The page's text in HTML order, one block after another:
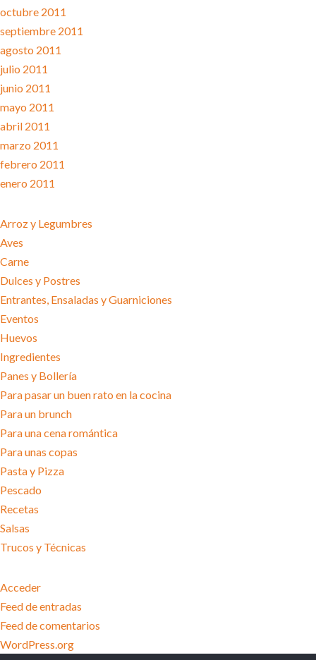
octubre 2011
septiembre 2011
agosto 2011
julio 2011
junio 2011
mayo 2011
abril 2011
marzo 2011
febrero 2011
enero 2011
Arroz y Legumbres
Aves
Carne
Dulces y Postres
Entrantes, Ensaladas y Guarniciones
Eventos
Huevos
Ingredientes
Panes y Bollería
Para pasar un buen rato en la cocina
Para un brunch
Para una cena romántica
Para unas copas
Pasta y Pizza
Pescado
Recetas
Salsas
Trucos y Técnicas
Acceder
Feed de entradas
Feed de comentarios
WordPress.org